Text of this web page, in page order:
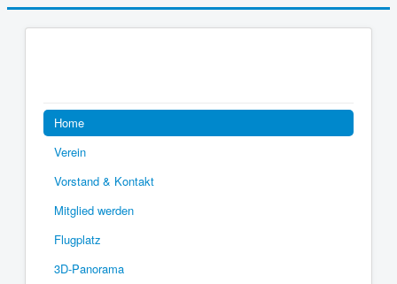
Home
Verein
Vorstand & Kontakt
Mitglied werden
Flugplatz
3D-Panorama